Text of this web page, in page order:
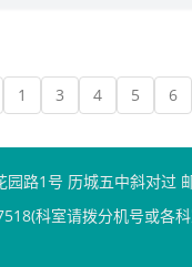
1 3 4 5 6
园路1号 历城五中斜对过
科室请拨分机号或各